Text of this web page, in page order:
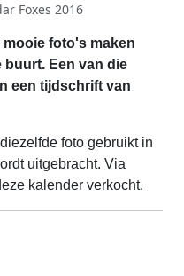
Foxes 2016
mooie foto's maken
Een van die
een tijdschrift van
foto gebruikt in
uitgebracht. Via
kalender verkocht.